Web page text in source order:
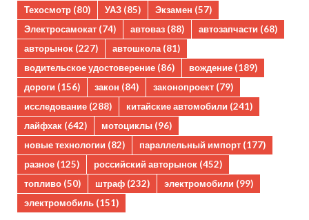
Техосмотр (80) УАЗ (85) Экзамен (57)
Электросамокат (74) автоваз (88) автозапчасти (68)
авторынок (227) автошкола(81)
водительское удостоверение (86) вождение (189)
дороги (156) закон (84) законопроект (79)
исследование (288) китайские автомобили (241)
лайфхак (642) мотоциклы (96)
новые технологии (82) параллельный импорт (177)
разное (125) российский авторынок (452)
топливо (50) штраф (232) электромобили (99)
электромобиль (151)